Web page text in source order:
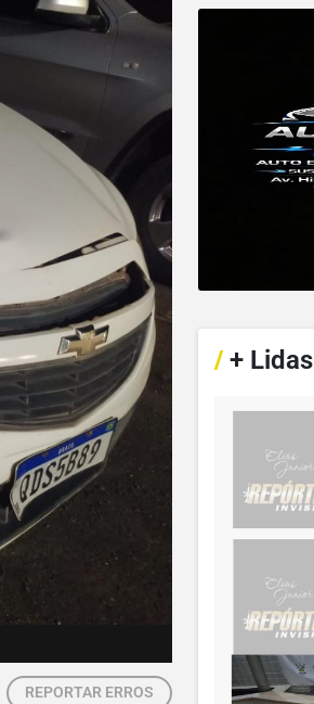
REPORTAR ERROS
/+ Lidas